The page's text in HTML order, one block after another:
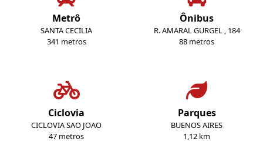
Metrô
SANTA CECILIA
341 metros
Ônibus
R. AMARAL GURGEL , 184
88 metros
Ciclovia
CICLOVIA SAO JOAO
47 metros
Parques
BUENOS AIRES
1,12 km